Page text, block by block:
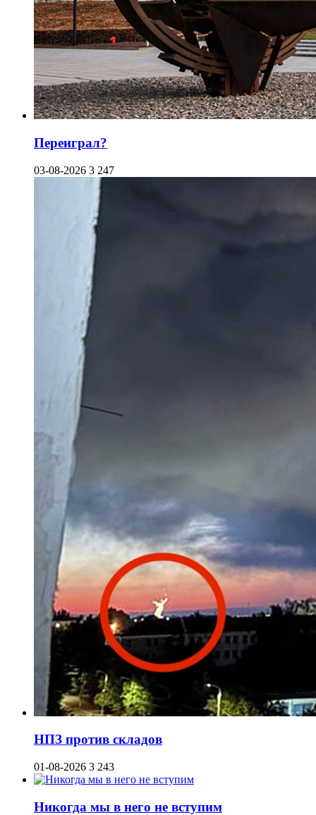
Переиграл?
03-08-2026 3 247
НПЗ против складов
01-08-2026 3 243
Никогда мы в него не вступим